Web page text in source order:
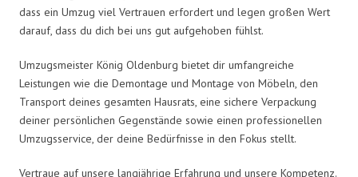
dass ein Umzug viel Vertrauen erfordert und legen großen Wert
darauf, dass du dich bei uns gut aufgehoben fühlst.
Umzugsmeister König Oldenburg bietet dir umfangreiche
Leistungen wie die Demontage und Montage von Möbeln, den
Transport deines gesamten Hausrats, eine sichere Verpackung
deiner persönlichen Gegenstände sowie einen professionellen
Umzugsservice, der deine Bedürfnisse in den Fokus stellt.
Vertraue auf unsere langjährige Erfahrung und unsere Kompetenz.